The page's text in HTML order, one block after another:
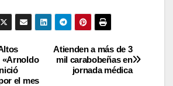
Atienden a más de 3
mil carabobeñas en
jornada médica
«Arnoldo
el mes